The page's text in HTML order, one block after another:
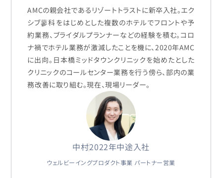
AMCの親会社であるリゾートトラストに新卒入社。エク
シブ蓼科をはじめとした複数のホテルでフロントや予
約業務、ブライダルプランナーなどの経験を積む。コロ
ナ禍でホテル業務が激減したことを機に、2020年AMC
に出向。日本橋ミッドタウンクリニックを始めたとした
クリニックのコールセンター業務を行う傍ら、部内の業
務改善に取り組む。現在、現場リーダー。
中村2022年中途入社
ウェルビーイングプロダクト事業 パートナー営業